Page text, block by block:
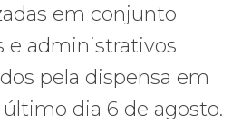
em conjunto
e administrativos
pela dispensa em
dia 6 de agosto.